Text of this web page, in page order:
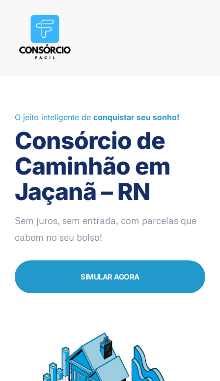
O jeito inteligente de conquistar seu sonho!
Consórcio de
Caminhão em
Jaçanã – RN
Sem juros, sem entrada, com parcelas que
cabem no seu bolso!
SIMULAR AGORA